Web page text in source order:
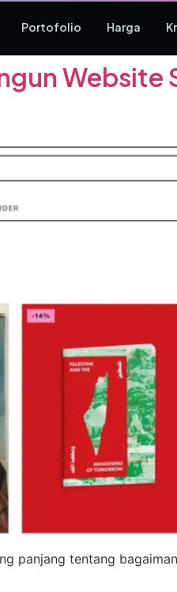
Portofolio Harga
Website
panjang tentang